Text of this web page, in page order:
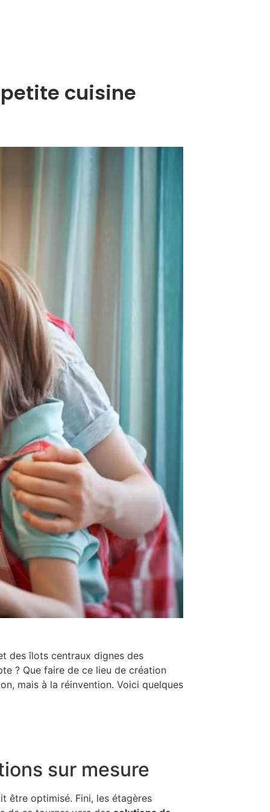
cuisine
des îlots centraux dignes des
? Que faire de ce lieu de création
mais à la réinvention. Voici quelques
sur mesure
être optimisé. Fini, les étagères